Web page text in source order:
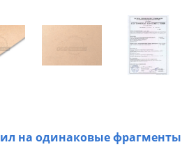
на одинаковые фрагменты